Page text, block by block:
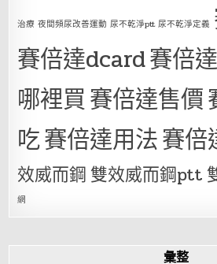
治療 夜間頻尿改善運動 尿不乾淨ptt 尿不乾淨定義
賽倍達dcard賽倍
哪裡買賽倍達售價
吃賽倍達用法賽倍
效威而鋼 雙效威而鋼ptt
網
彙整